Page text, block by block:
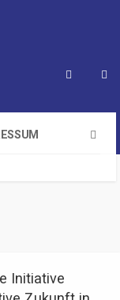
Initiative